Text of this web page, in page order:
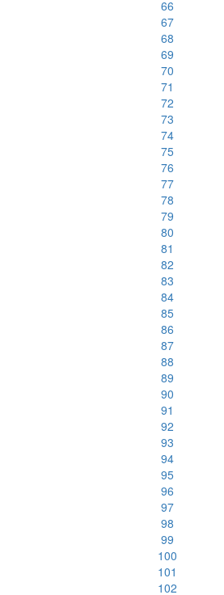
66
67
68
69
70
71
72
73
74
75
76
77
78
79
80
81
82
83
84
85
86
87
88
89
90
91
92
93
94
95
96
97
98
99
100
101
102